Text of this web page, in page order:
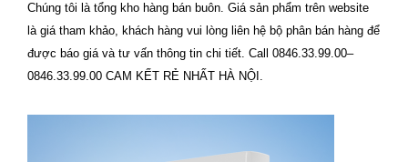
Chúng tôi là tổng kho hàng bán buôn. Giá sản phẩm trên website
là giá tham khảo, khách hàng vui lòng liên hệ bộ phân bán hàng để
được báo giá và tư vấn thông tin chi tiết. Call 0846.33.99.00–
0846.33.99.00 CAM KẾT RẺ NHẤT HÀ NỘI.